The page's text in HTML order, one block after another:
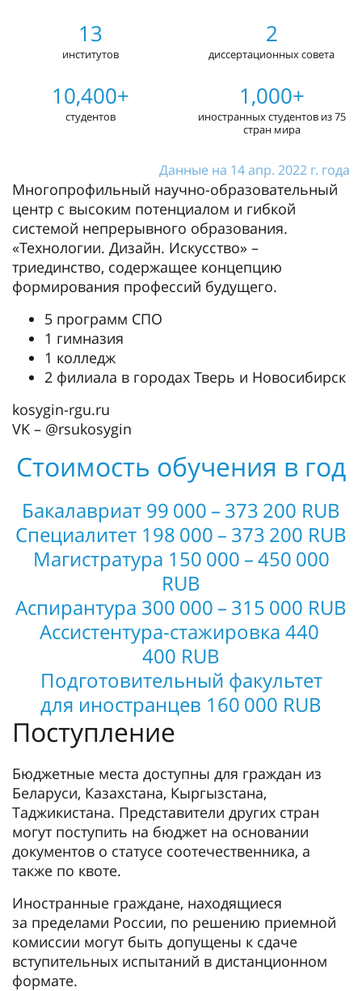
13
институтов
2
диссертационных совета
10,400+
студентов
1,000+
иностранных студентов из 75
стран мира
Данные на 14 апр. 2022 г. года
Многопрофильный научно-образовательный
центр с высоким потенциалом и гибкой
системой непрерывного образования.
«Технологии. Дизайн. Искусство» –
триединство, содержащее концепцию
формирования профессий будущего.
5 программ СПО
1 гимназия
1 колледж
2 филиала в городах Тверь и Новосибирск
kosygin-rgu.ru
VK – @rsukosygin
Стоимость обучения в год
Бакалавриат 99 000 – 373 200 RUB
Специалитет 198 000 – 373 200 RUB
Магистратура 150 000 – 450 000
RUB
Аспирантура 300 000 – 315 000 RUB
Ассистентура-стажировка 440
400 RUB
Подготовительный факультет
для иностранцев 160 000 RUB
Поступление
Бюджетные места доступны для граждан из
Беларуси, Казахстана, Кыргызстана,
Таджикистана. Представители других стран
могут поступить на бюджет на основании
документов о статусе соотечественника, а
также по квоте.
Иностранные граждане, находящиеся
за пределами России, по решению приемной
комиссии могут быть допущены к сдаче
вступительных испытаний в дистанционном
формате.